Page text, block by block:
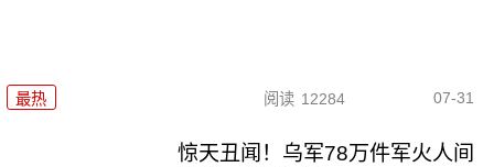
最热 阅读 12284 07-31
惊天丑闻！乌军78万件军火人间